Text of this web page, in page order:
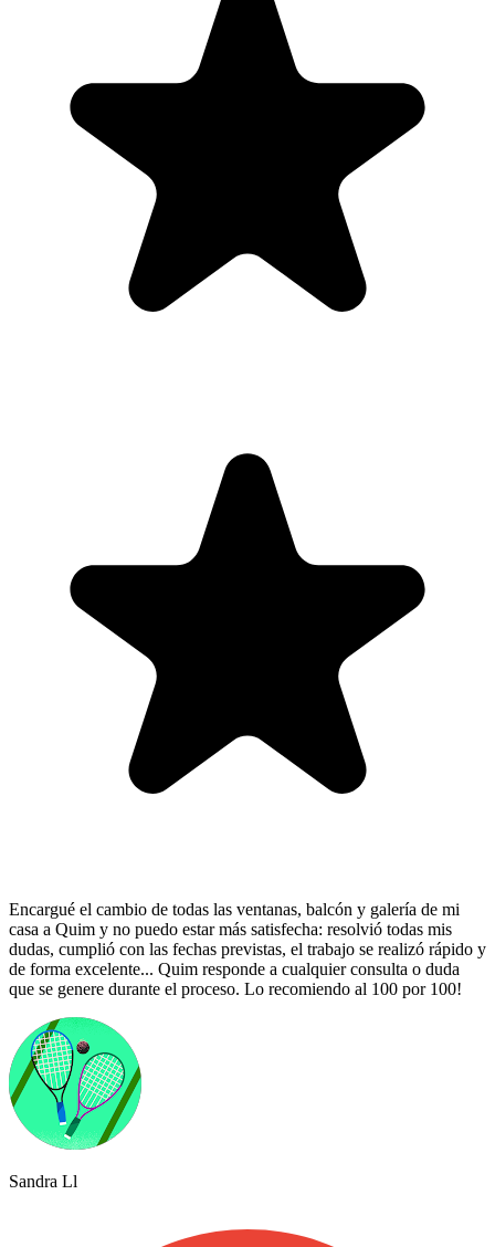
Encargué el cambio de todas las ventanas, balcón y galería de mi
casa a Quim y no puedo estar más satisfecha: resolvió todas mis
dudas, cumplió con las fechas previstas, el trabajo se realizó rápido y
de forma excelente... Quim responde a cualquier consulta o duda
que se genere durante el proceso. Lo recomiendo al 100 por 100!
Sandra Ll